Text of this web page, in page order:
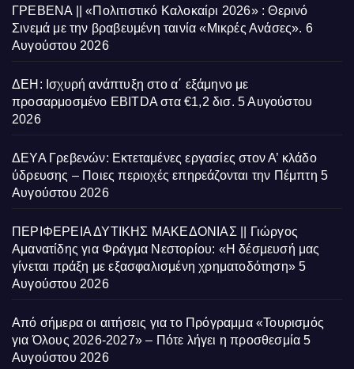
ΓΡΕΒΕΝΑ || «Πολιτιστικό Καλοκαίρι 2026» : Θερινό
Σινεμά με την βραβευμένη ταινία «Μικρές Ανάσες». 6
Αυγούστου 2026
ΔΕΗ: Ισχυρή ανάπτυξη στο α΄ εξάμηνο με
προσαρμοσμένο EBITDA στα €1,2 δισ. 5 Αυγούστου
2026
ΔΕΥΑ Γρεβενών: Εκτεταμένες εργασίες στον Α’ κλάδο
ύδρευσης – Ποιες περιοχές επηρεάζονται την Πέμπτη 5
Αυγούστου 2026
ΠΕΡΙΦΕΡΕΙΑ ΔΥΤΙΚΗΣ ΜΑΚΕΔΟΝΙΑΣ || Γιώργος
Αμανατίδης για Φράγμα Νεστορίου: «Η δέσμευσή μας
γίνεται πράξη με εξασφαλισμένη χρηματοδότηση» 5
Αυγούστου 2026
Από σήμερα οι αιτήσεις για το Πρόγραμμα «Τουρισμός
για Όλους 2026-2027» – Πότε λήγει η προσθεσμία 5
Αυγούστου 2026